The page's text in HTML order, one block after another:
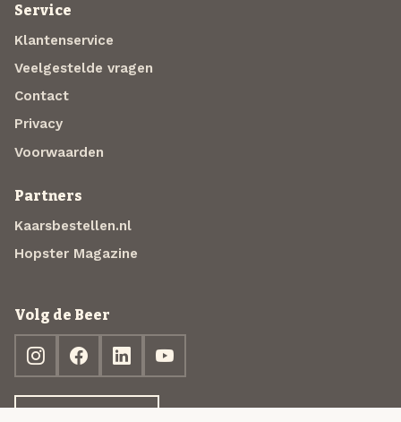
Service
Klantenservice
Veelgestelde vragen
Contact
Privacy
Voorwaarden
Partners
Kaarsbestellen.nl
Hopster Magazine
Volg de Beer